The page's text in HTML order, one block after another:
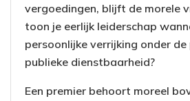
vergoedingen, blijft de morele
toon je eerlijk leiderschap
persoonlijke verrijking onder
publieke dienstbaarheid?
Een premier behoort moreel